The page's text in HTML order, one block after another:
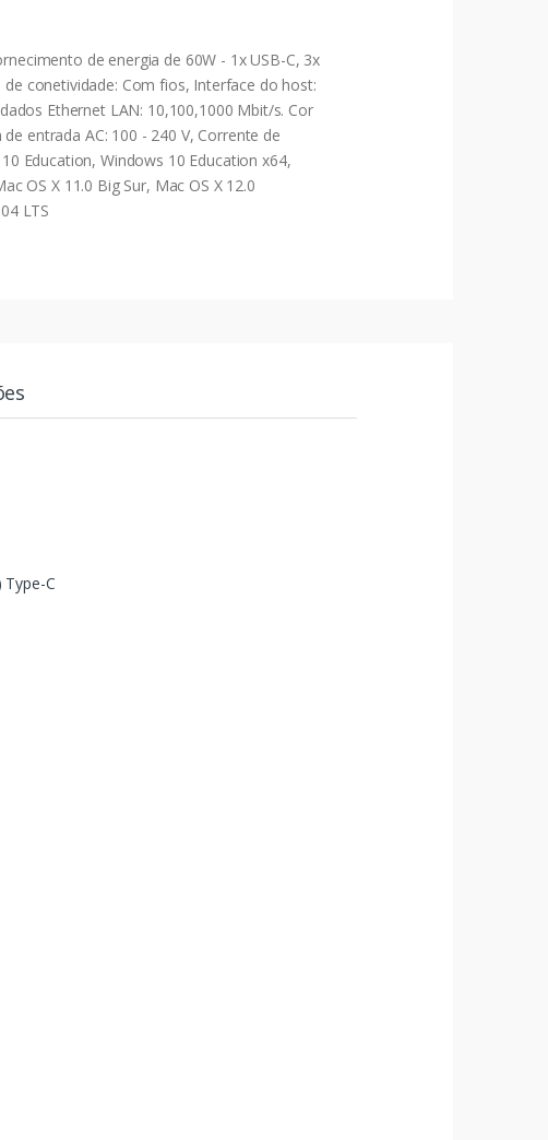
de energia de 60W - 1x USB-C, 3x
conetividade: Com fios, Interface do host:
Ethernet LAN: 10,100,1000 Mbit/s. Cor
entrada AC: 100 - 240 V, Corrente de
Education, Windows 10 Education x64,
OS X 11.0 Big Sur, Mac OS X 12.0
LTS
Type-C